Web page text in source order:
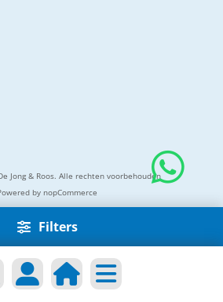
Filters
Jong & Roos. Alle rechten voorbehouden
by nopCommerce